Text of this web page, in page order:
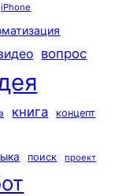
iPhone
вопрос
книга
концепт
поиск проект